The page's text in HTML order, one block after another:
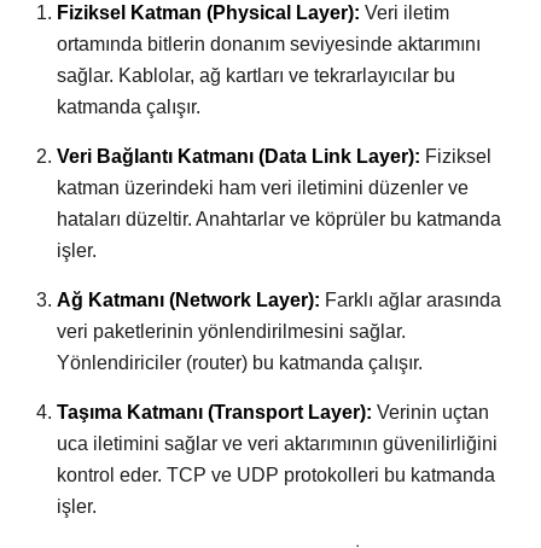
Fiziksel Katman (Physical Layer): Veri iletim
ortamında bitlerin donanım seviyesinde aktarımını
sağlar. Kablolar, ağ kartları ve tekrarlayıcılar bu
katmanda çalışır.
Veri Bağlantı Katmanı (Data Link Layer): Fiziksel
katman üzerindeki ham veri iletimini düzenler ve
hataları düzeltir. Anahtarlar ve köprüler bu katmanda
işler.
Ağ Katmanı (Network Layer): Farklı ağlar arasında
veri paketlerinin yönlendirilmesini sağlar.
Yönlendiriciler (router) bu katmanda çalışır.
Taşıma Katmanı (Transport Layer): Verinin uçtan
uca iletimini sağlar ve veri aktarımının güvenilirliğini
kontrol eder. TCP ve UDP protokolleri bu katmanda
işler.